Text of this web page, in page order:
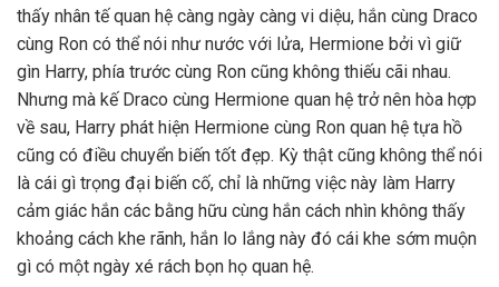
thấy nhân tế quan hệ càng ngày càng vi diệu, hắn cùng Draco
cùng Ron có thể nói như nước với lửa, Hermione bởi vì giữ
gìn Harry, phía trước cùng Ron cũng không thiếu cãi nhau.
Nhưng mà kế Draco cùng Hermione quan hệ trở nên hòa hợp
về sau, Harry phát hiện Hermione cùng Ron quan hệ tựa hồ
cũng có điều chuyển biến tốt đẹp. Kỳ thật cũng không thể nói
là cái gì trọng đại biến cố, chỉ là những việc này làm Harry
cảm giác hắn các bằng hữu cùng hắn cách nhìn không thấy
khoảng cách khe rãnh, hắn lo lắng này đó cái khe sớm muộn
gì có một ngày xé rách bọn họ quan hệ.